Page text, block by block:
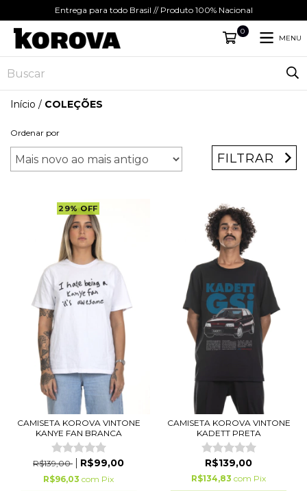
Entrega para todo Brasil // Produto 100% Nacional
0
MENU
Início / COLEÇÕES
Ordenar por
FILTRAR
29%OFF
CAMISETA KOROVA VINTONE
KANYE FAN BRANCA
R$139,00 R$99,00
R$96,03 com Pix
CAMISETA KOROVA VINTONE
KADETT PRETA
R$139,00
R$134,83 com Pix